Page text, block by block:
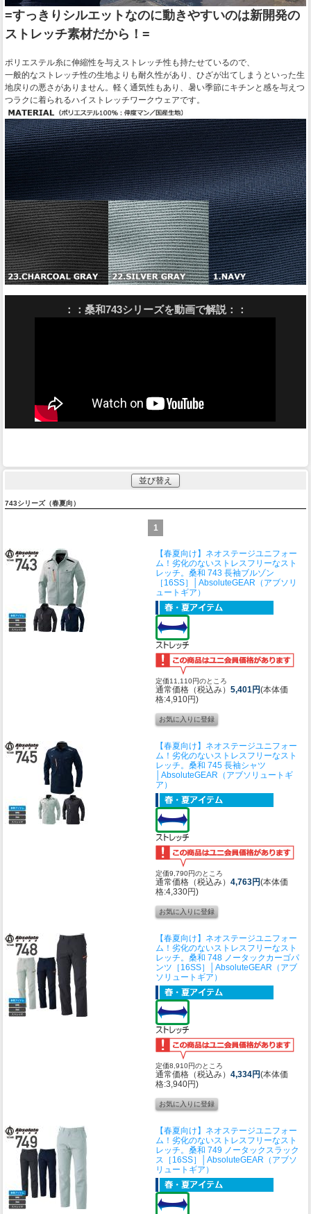
=すっきりシルエットなのに動きやすいのは新開発の
ストレッチ素材だから！=
ポリエステル糸に伸縮性を与えストレッチ性も持たせているので、
一般的なストレッチ性の生地よりも耐久性があり、ひざが出てしまうといった生
地戻りの悪さがありません。軽く通気性もあり、暑い季節にキチンと感を与えつ
つラクに着られるハイストレッチワークウェアです。
：：桑和743シリーズを動画で解説：：
並び替え
743シリーズ（春夏向）
1
【春夏向け】ネオステージユニフォー
ム！劣化のないストレスフリーなスト
レッチ。 桑和 743 長袖ブルゾン
［16SS］│AbsoluteGEAR（アブソリ
ュートギア）
定価11,110円のところ
通常価格（税込み） 5,401円(本体価
格:4,910円)
【春夏向け】ネオステージユニフォー
ム！劣化のないストレスフリーなスト
レッチ。 桑和 745 長袖シャツ
│AbsoluteGEAR（アブソリュートギ
ア）
定価9,790円のところ
通常価格（税込み） 4,763円(本体価
格:4,330円)
【春夏向け】ネオステージユニフォー
ム！劣化のないストレスフリーなスト
レッチ。 桑和 748 ノータックカーゴパ
ンツ［16SS］│AbsoluteGEAR（アブ
ソリュートギア）
定価8,910円のところ
通常価格（税込み） 4,334円(本体価
格:3,940円)
【春夏向け】ネオステージユニフォー
ム！劣化のないストレスフリーなスト
レッチ。 桑和 749 ノータックスラック
ス［16SS］│AbsoluteGEAR（アブソ
リュートギア）